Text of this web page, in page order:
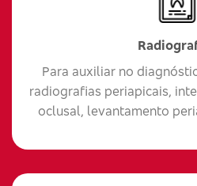
Para auxiliar no
radiografias periapicais,
oclusal, levantamento